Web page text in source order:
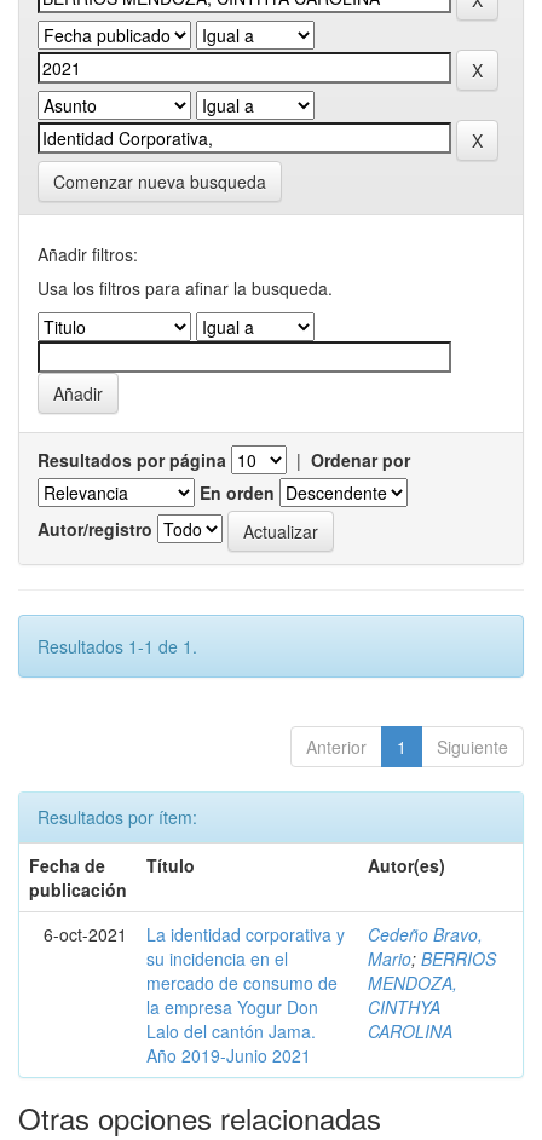
Comenzar nueva busqueda
Añadir filtros:
Usa los filtros para afinar la busqueda.
Resultados por página | Ordenar por
En orden
Autor/registro
Resultados 1-1 de 1.
Anterior 1 Siguiente
Resultados por ítem:
Fecha de
publicación
Título Autor(es)
6-oct-2021
La identidad corporativa y
su incidencia en el
mercado de consumo de
la empresa Yogur Don
Lalo del cantón Jama.
Año 2019-Junio 2021
Cedeño Bravo,
Mario; BERRIOS
MENDOZA,
CINTHYA
CAROLINA
Otras opciones relacionadas